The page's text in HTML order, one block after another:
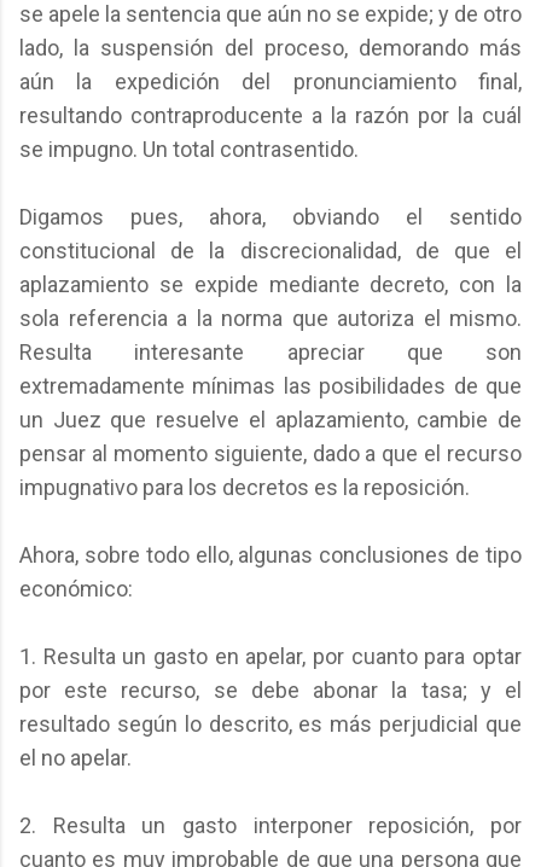
se apele la sentencia que aún no se expide; y de otro
lado, la suspensión del proceso, demorando más
aún la expedición del pronunciamiento final,
resultando contraproducente a la razón por la cuál
se impugno. Un total contrasentido.
Digamos pues, ahora, obviando el sentido
constitucional de la discrecionalidad, de que el
aplazamiento se expide mediante decreto, con la
sola referencia a la norma que autoriza el mismo.
Resulta interesante apreciar que son
extremadamente mínimas las posibilidades de que
un Juez que resuelve el aplazamiento, cambie de
pensar al momento siguiente, dado a que el recurso
impugnativo para los decretos es la reposición.
Ahora, sobre todo ello, algunas conclusiones de tipo
económico:
1. Resulta un gasto en apelar, por cuanto para optar
por este recurso, se debe abonar la tasa; y el
resultado según lo descrito, es más perjudicial que
el no apelar.
2. Resulta un gasto interponer reposición, por
cuanto es muy improbable de que una persona que